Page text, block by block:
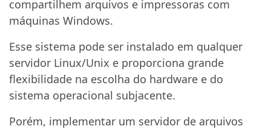
compartilhem arquivos e impressoras com
máquinas Windows.
Esse sistema pode ser instalado em qualquer
servidor Linux/Unix e proporciona grande
flexibilidade na escolha do hardware e do
sistema operacional subjacente.
Porém, implementar um servidor de arquivos